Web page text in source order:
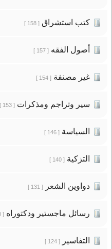
كتب استشراق[ 158 ]
أصول الفقه[ 157 ]
غير مصنفة[ 154 ]
سير وتراجم ومذكرات[ 153 ]
السياسة[ 146 ]
التزكية[ 140 ]
دواوين الشعر[ 131 ]
رسائل ماجستير ودكتوراه[ 130 ]
التفاسير[ 124 ]